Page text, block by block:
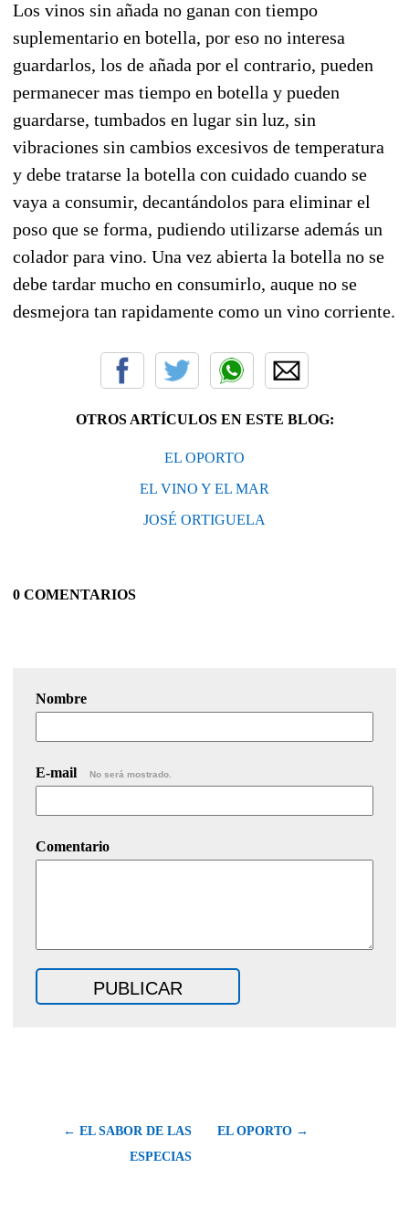
Los vinos sin añada no ganan con tiempo
suplementario en botella, por eso no interesa
guardarlos, los de añada por el contrario, pueden
permanecer mas tiempo en botella y pueden
guardarse, tumbados en lugar sin luz, sin
vibraciones sin cambios excesivos de temperatura
y debe tratarse la botella con cuidado cuando se
vaya a consumir, decantándolos para eliminar el
poso que se forma, pudiendo utilizarse además un
colador para vino. Una vez abierta la botella no se
debe tardar mucho en consumirlo, auque no se
desmejora tan rapidamente como un vino corriente.
OTROS ARTÍCULOS EN ESTE BLOG:
EL OPORTO
EL VINO Y EL MAR
JOSÉ ORTIGUELA
0 COMENTARIOS
Nombre
E-mail No será mostrado.
Comentario
← EL SABOR DE LAS
ESPECIAS
EL OPORTO →